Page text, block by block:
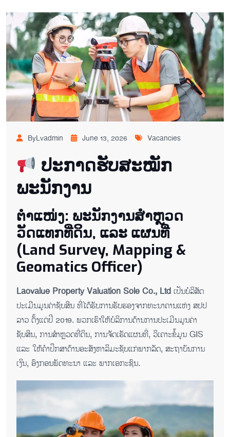
ByLvadmin June 13, 2026 Vacancies
ປະກາດຮັບສະໝັກ
ພະນັກງານ
ຕຳແໜ່ງ: ພະນັກງານສຳຫຼວດ
ວັດແທກທີ່ດິນ, ແລະ ແຜນທີ່
(Land Survey, Mapping &
Geomatics Officer)
Laovalue Property Valuation Sole Co., Ltd ເປັນບໍລິສັດ
ປະເມີນມູນຄ່າຊັບສິນ ທີ່ໄດ້ຮັບການຮັບຮອງຈາກທະນາຄານແຫ່ງ ສປປ
ລາວ ຕັ້ງແຕ່ປີ 2019. ພວກເຮົາໃຫ້ບໍລິການດ້ານການປະເມີນມູນຄ່າ
ຊັບສິນ, ການສຳຫຼວດທີ່ດິນ, ການຈັດເຮັດແຜນທີ່, ວິເຄາະຂໍ້ມູນ GIS
ແລະ ໃຫ້ຄຳປຶກສາດ້ານອະສັງຫາລິມະຊັບແກ່ພາກລັດ, ສະຖາບັນການ
ເງິນ, ອົງກອນພັດທະນາ ແລະ ພາກເອກະຊົນ.